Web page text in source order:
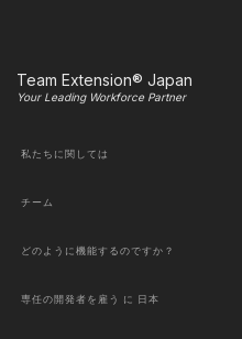
Team Extension® Japan
Your Leading Workforce Partner
私たちに関しては
チーム
どのように機能するのですか？
専任の開発者を雇う に 日本